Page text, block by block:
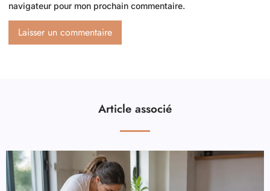
navigateur pour mon prochain commentaire.
Article associé